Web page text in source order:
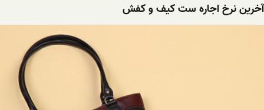
آخرین نرخ اجاره ست کیف و کفش